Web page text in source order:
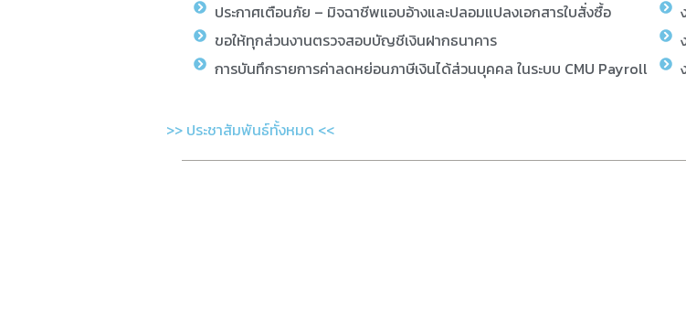
ประกาศเตือนภัย – มิจฉาชีพแอบอ้างและปลอมแปลงเอกสารใบสั่งซื้อ
ขอให้ทุกส่วนงานตรวจสอบบัญชีเงินฝากธนาคาร
การบันทึกรายการค่าลดหย่อนภาษีเงินได้ส่วนบุคคล ในระบบ CMU Payroll
>> ประชาสัมพันธ์ทั้งหมด <<